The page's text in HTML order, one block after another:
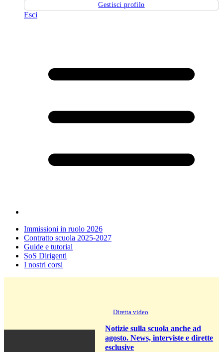
Gestisci profilo
Esci
Immissioni in ruolo 2026
Contratto scuola 2025-2027
Guide e tutorial
SoS Dirigenti
I nostri corsi
Diretta video
Notizie sulla scuola anche ad
agosto. News, interviste e dirette
esclusive